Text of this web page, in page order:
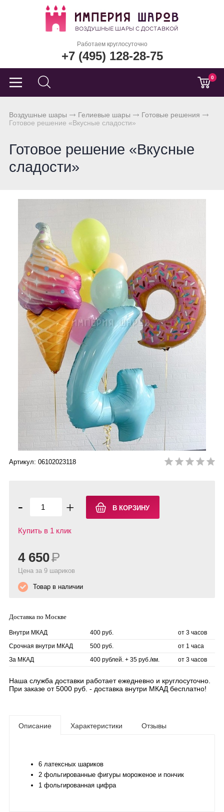
Работаем круглосуточно
+7 (495) 128-28-75
0
Воздушные шары Гелиевые шары
Готовые решения
Готовое решение «Вкусные сладости»
Готовое решение «Вкусные
сладости»
Артикул: 06102023118
- +
Купить в 1 клик
4 650Р
Цена за 9 шариков
Товар в наличии
Доставка по Москве
Внутри МКАД 400 руб.
от 3 часов
Срочная внутри МКАД
500 руб.
от 1 часа
За МКАД
400 рублей. + 35 руб./км. от 3 часов
Наша служба доставки работает ежедневно и круглосуточно.
При заказе от 5000 руб. - доставка внутри МКАД бесплатно!
Описание Характеристики Отзывы
6 латексных шариков
2 фольгированные фигуры мороженое и пончик
1 фольгированная цифра